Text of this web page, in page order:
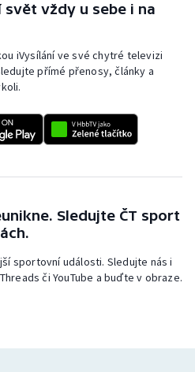
vždy u sebe i na
iVysílání ve své chytré televizi
přímé přenosy, články a
Sledujte ČT sport
sportovní události. Sledujte nás i
či YouTube a buďte v obraze.